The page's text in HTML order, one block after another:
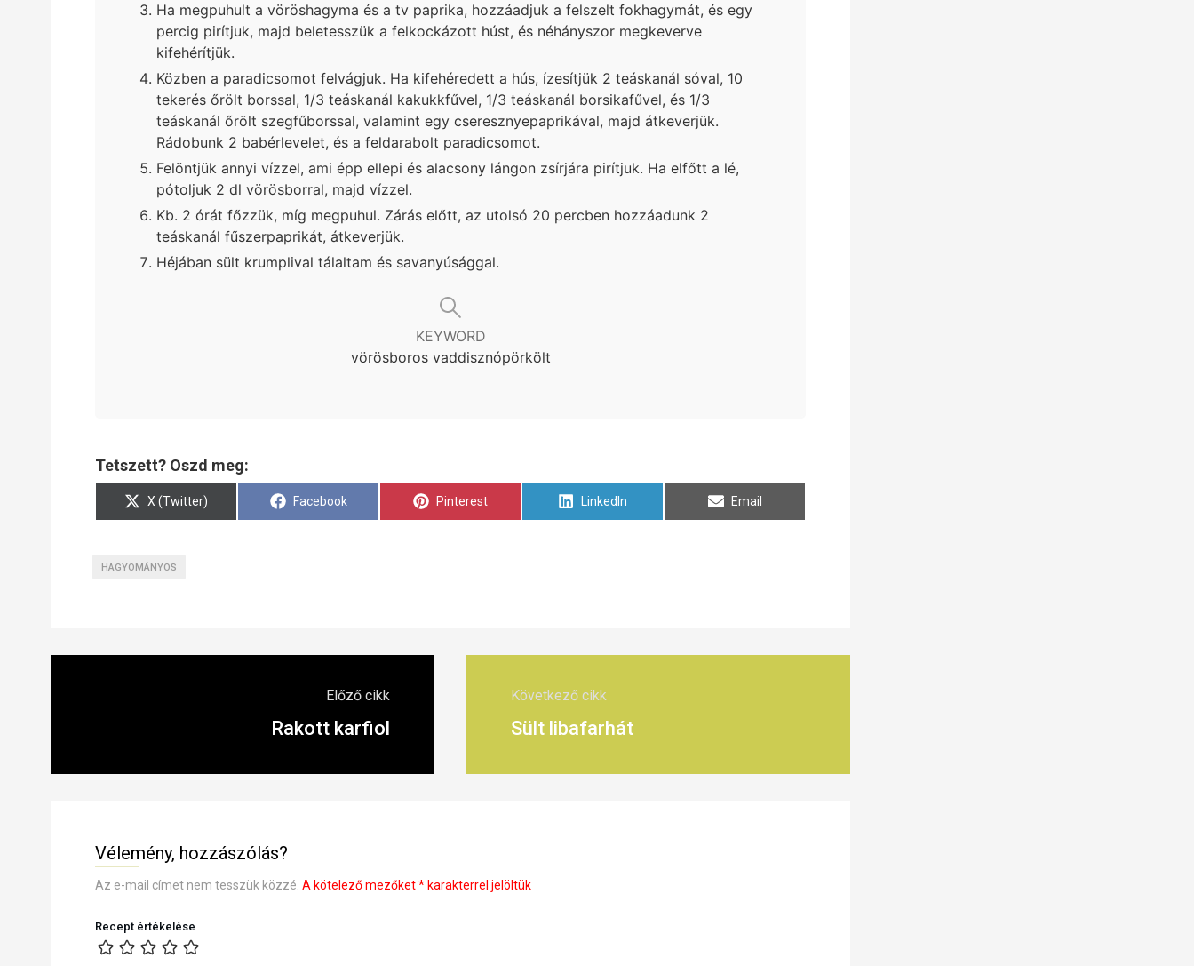
Ha megpuhult a vöröshagyma és a tv paprika, hozzáadjuk a felszelt fokhagymát, és egy
percig pirítjuk, majd beletesszük a felkockázott húst, és néhányszor megkeverve
kifehérítjük.
Közben a paradicsomot felvágjuk. Ha kifehéredett a hús, ízesítjük 2 teáskanál sóval, 10
tekerés őrölt borssal, 1/3 teáskanál kakukkfűvel, 1/3 teáskanál borsikafűvel, és 1/3
teáskanál őrölt szegfűborssal, valamint egy cseresznyepaprikával, majd átkeverjük.
Rádobunk 2 babérlevelet, és a feldarabolt paradicsomot.
Felöntjük annyi vízzel, ami épp ellepi és alacsony lángon zsírjára pirítjuk. Ha elfőtt a lé,
pótoljuk 2 dl vörösborral, majd vízzel.
Kb. 2 órát főzzük, míg megpuhul. Zárás előtt, az utolsó 20 percben hozzáadunk 2
teáskanál fűszerpaprikát, átkeverjük.
Héjában sült krumplival tálaltam és savanyúsággal.
KEYWORD
vörösboros vaddisznópörkölt
Tetszett? Oszd meg:
Share
X (Twitter)
Share
Facebook
Share
Pinterest
Share
LinkedIn
Share
Email
HAGYOMÁNYOS
Előző cikk
Rakott karfiol
Következő cikk
Sült libafarhát
Vélemény, hozzászólás?
Az e-mail címet nem tesszük közzé. A kötelező mezőket* karakterrel jelöltük
Recept értékelése